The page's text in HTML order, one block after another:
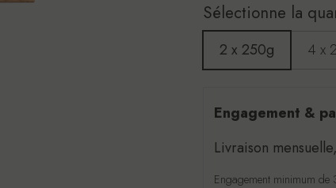
Sélectionne la
2 x 250g 4 x
Engagement &
Livraison
Engagement minimum de